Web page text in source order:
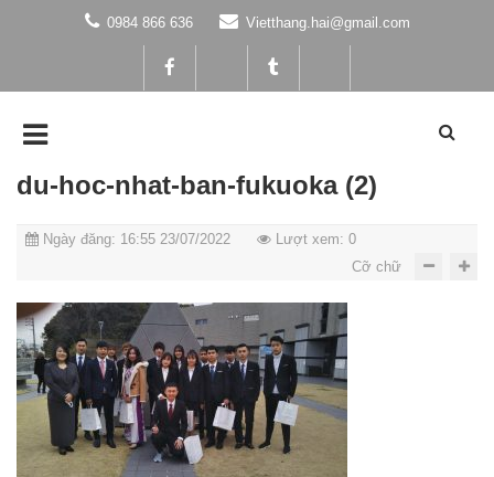
0984 866 636 Vietthang.hai@gmail.com
du-hoc-nhat-ban-fukuoka (2)
Ngày đăng: 16:55 23/07/2022
Lượt xem: 0
Cỡ chữ